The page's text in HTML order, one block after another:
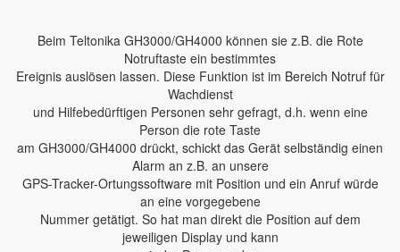
Beim Teltonika GH3000/GH4000 können sie z.B. die Rote
Notruftaste ein bestimmtes
Ereignis auslösen lassen. Diese Funktion ist im Bereich Notruf für
Wachdienst
und Hilfebedürftigen Personen sehr gefragt, d.h. wenn eine
Person die rote Taste
am GH3000/GH4000 drückt, schickt das Gerät selbständig einen
Alarm an z.B. an unsere
GPS-Tracker-Ortungssoftware mit Position und ein Anruf würde
an eine vorgegebene
Nummer getätigt. So hat man direkt die Position auf dem
jeweiligen Display und kann